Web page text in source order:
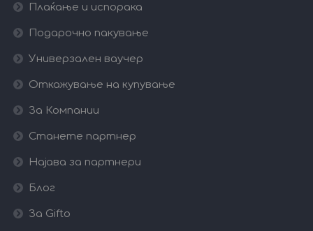
Плаќање и испорака
Подарочно пакување
Универзален ваучер
Откажување на купување
За Компании
Станете партнер
Најава за партнери
Блог
За Gifto